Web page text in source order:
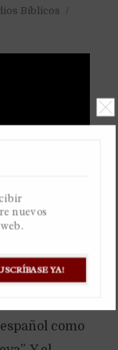
Bíblicos
basado
lunar.
como
YA!
nuevos